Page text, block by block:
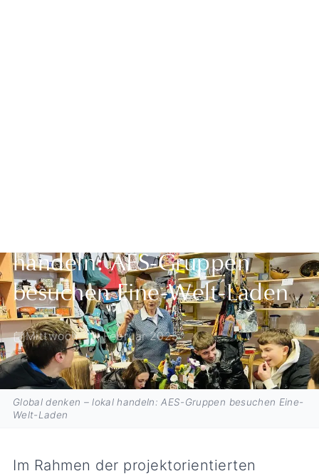
handeln: AES-Gruppen
besuchen Eine-Welt-Laden
Mittwoch, 12. Februar 2025
Global denken – lokal handeln: AES-Gruppen besuchen Eine-
Welt-Laden
Im Rahmen der projektorientierten